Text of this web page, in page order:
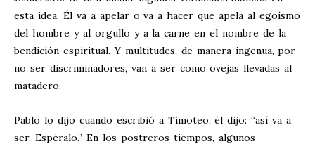
esta idea. Él va a apelar o va a hacer que apela al egoísmo
del hombre y al orgullo y a la carne en el nombre de la
bendición espiritual. Y multitudes, de manera ingenua, por
no ser discriminadores, van a ser como ovejas llevadas al
matadero.
Pablo lo dijo cuando escribió a Timoteo, él dijo: “así va a
ser. Espéralo.” En los postreros tiempos, algunos